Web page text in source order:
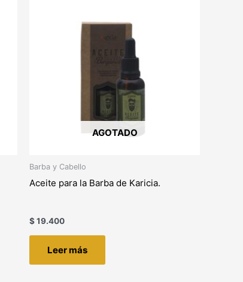
AGOTADO
Barba y Cabello
Aceite para la Barba de Karicia.
$19.400
Leer más